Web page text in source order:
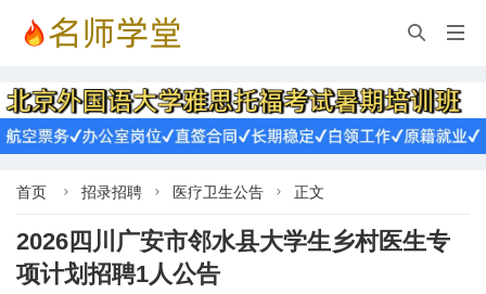


首页  招录招聘  医疗卫生公告  正文
2026四川广安市邻水县大学生乡村医生专
项计划招聘1人公告